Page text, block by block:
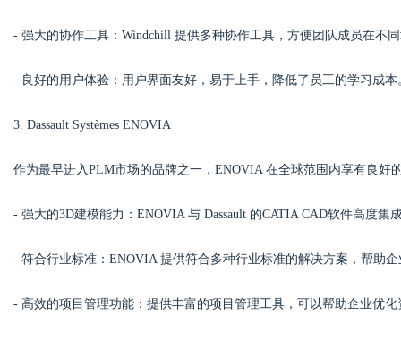
- 强大的协作工具：Windchill 提供多种协作工具，方便团队成员在不
- 良好的用户体验：用户界面友好，易于上手，降低了员工的学习成本
3. Dassault Systèmes ENOVIA
作为最早进入PLM市场的品牌之一，ENOVIA 在全球范围内享有良
- 强大的3D建模能力：ENOVIA 与 Dassault 的CATIA CAD软件高度
- 符合行业标准：ENOVIA 提供符合多种行业标准的解决方案，帮助
- 高效的项目管理功能：提供丰富的项目管理工具，可以帮助企业优